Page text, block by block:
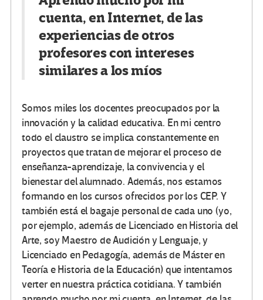
cuenta, en Internet, de las
experiencias de otros
profesores con intereses
similares a los míos
Somos miles los docentes preocupados por la
innovación y la calidad educativa. En mi centro
todo el claustro se implica constantemente en
proyectos que tratan de mejorar el proceso de
enseñanza-aprendizaje, la convivencia y el
bienestar del alumnado. Además, nos estamos
formando en los cursos ofrecidos por los CEP. Y
también está el bagaje personal de cada uno (yo,
por ejemplo, además de Licenciado en Historia del
Arte, soy Maestro de Audición y Lenguaje, y
Licenciado en Pedagogía, además de Máster en
Teoría e Historia de la Educación) que intentamos
verter en nuestra práctica cotidiana. Y también